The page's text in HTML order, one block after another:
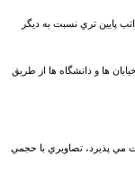
پايين تري نسبت به ديگر
ها و دانشگاه ها از طريق
مي پذيرد، تصاويري با حجمي